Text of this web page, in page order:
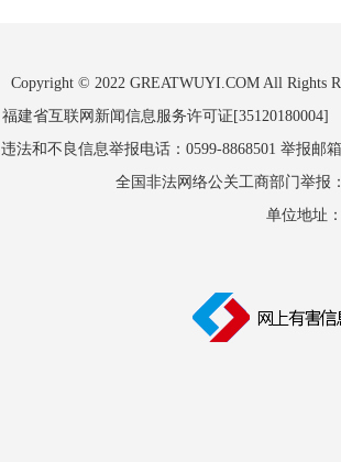
Copyright © 2022 GREATWUYI.COM All Rights
福建省互联网新闻信息服务许可证
违法和不良信息举报电话：0599-8868501 举报邮
全国非法网络公关工商部门举报
单位地址